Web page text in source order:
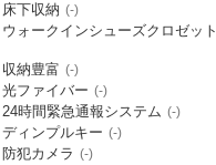
床下収納 (-)
ウォークインシューズクロゼット
収納豊富 (-)
光ファイバー (-)
24時間緊急通報システム (-)
ディンプルキー (-)
防犯カメラ (-)